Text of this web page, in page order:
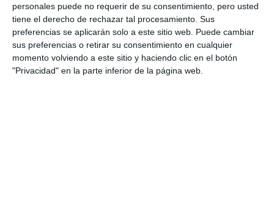
personales puede no requerir de su consentimiento, pero usted
tiene el derecho de rechazar tal procesamiento. Sus
preferencias se aplicarán solo a este sitio web. Puede cambiar
sus preferencias o retirar su consentimiento en cualquier
momento volviendo a este sitio y haciendo clic en el botón
"Privacidad" en la parte inferior de la página web.